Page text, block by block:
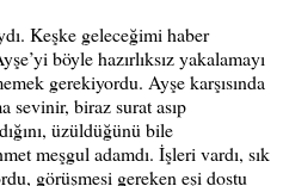
Keşke geleceğimi haber
böyle hazırlıksız yakalamayı
gerekiyordu. Ayşe karşısında
sevinir, biraz surat asıp
üzüldüğünü bile
meşgul adamdı. İşleri vardı, sık
görüşmesi gereken eşi dostu